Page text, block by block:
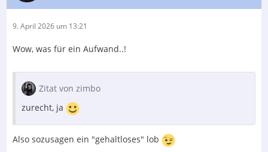
9. April 2026 um 13:21
Wow, was für ein Aufwand..!
Zitat von zimbo
zurecht, ja
Also sozusagen ein "gehaltloses" lob